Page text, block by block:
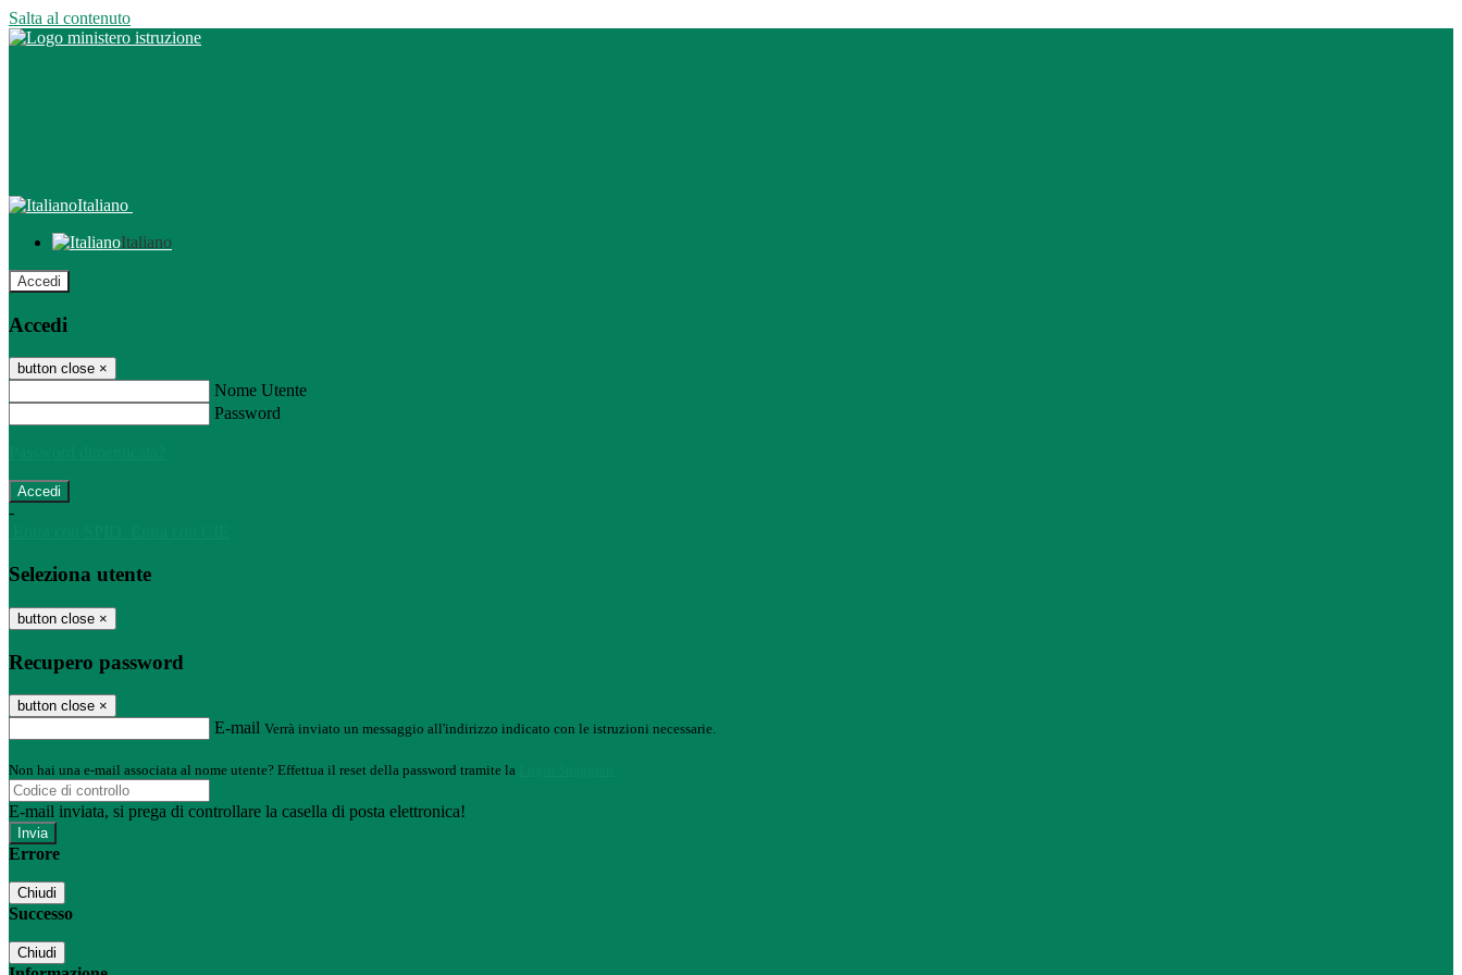
Salta al contenuto
Italiano
Italiano
Accedi
Accedi
button close ×
Nome Utente
Password
-
Seleziona utente
button close ×
Recupero password
button close ×
E-mail Verrà inviato un messaggio all'indirizzo indicato con le istruzioni necessarie.
Non hai una e-mail associata al nome utente? Effettua il reset della password tramite la
E-mail inviata, si prega di controllare la casella di posta elettronica!
Errore
Chiudi
Successo
Chiudi